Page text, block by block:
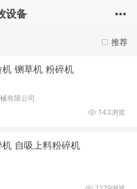
设备
推荐
机 铡草机 粉碎机
有限公司
143浏览
自吸上料粉碎机